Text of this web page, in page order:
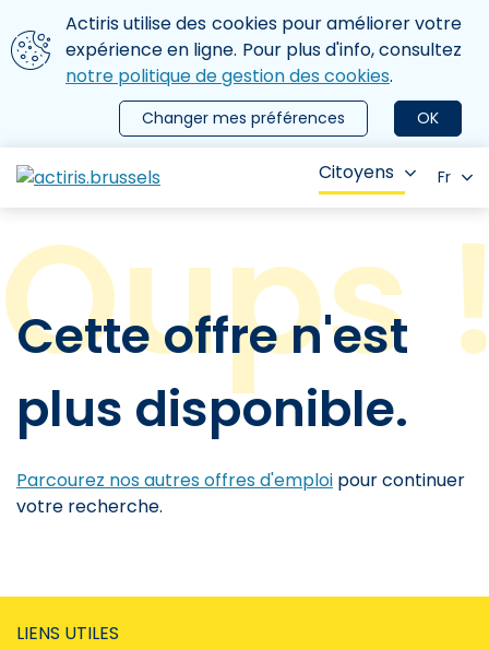
Aller au contenu principal
Nous utilisons des cookies
Actiris utilise des cookies pour améliorer votre
expérience en ligne. Pour plus d'info, consultez
notre politique de gestion des cookies.
OK
Changer mes préférences
le menu
Citoyens Fr
Cette offre n'est
plus disponible.
Parcourez nos autres offres d'emploi pour continuer
votre recherche.
LIENS UTILES